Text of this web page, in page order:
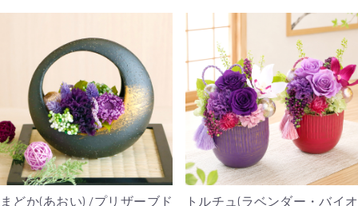
まどか(あおい) /プリザーブド
トルチュ(ラベンダー・バイオ